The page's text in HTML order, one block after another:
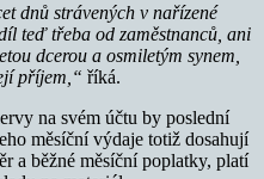
dnů strávených v nařízené
teď třeba od zaměstnanců, ani
dcerou a osmiletým synem,
příjem,“ říká.
na svém účtu by poslední
měsíční výdaje totiž dosahují
a běžné měsíční poplatky, platí